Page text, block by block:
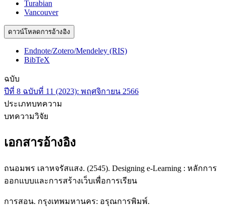
Turabian
Vancouver
ดาวน์โหลดการอ้างอิง
Endnote/Zotero/Mendeley (RIS)
BibTeX
ฉบับ
ปีที่ 8 ฉบับที่ 11 (2023): พฤศจิกายน 2566
ประเภทบทความ
บทความวิจัย
เอกสารอ้างอิง
ถนอมพร เลาหจรัสแสง. (2545). Designing e-Learning : หลักการ
ออกแบบและการสร้างเว็บเพื่อการเรียน
การสอน. กรุงเทพมหานคร: อรุณการพิมพ์.